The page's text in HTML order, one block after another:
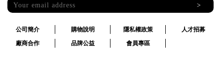
>
公司簡介 購物說明 隱私權政策
人才招募
廠商合作
品牌公益 會員專區